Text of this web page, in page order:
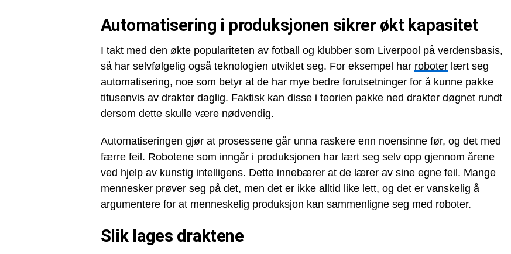
Automatisering i produksjonen sikrer økt kapasitet
I takt med den økte populariteten av fotball og klubber som Liverpool på verdensbasis,
så har selvfølgelig også teknologien utviklet seg. For eksempel har roboter lært seg
automatisering, noe som betyr at de har mye bedre forutsetninger for å kunne pakke
titusenvis av drakter daglig. Faktisk kan disse i teorien pakke ned drakter døgnet rundt
dersom dette skulle være nødvendig.
Automatiseringen gjør at prosessene går unna raskere enn noensinne før, og det med
færre feil. Robotene som inngår i produksjonen har lært seg selv opp gjennom årene
ved hjelp av kunstig intelligens. Dette innebærer at de lærer av sine egne feil. Mange
mennesker prøver seg på det, men det er ikke alltid like lett, og det er vanskelig å
argumentere for at menneskelig produksjon kan sammenligne seg med roboter.
Slik lages draktene